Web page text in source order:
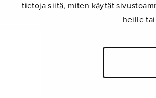
tietoja siitä, miten käytät
heille
ILMOITA TAPAHTUMA